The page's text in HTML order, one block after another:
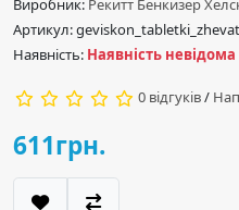
Виробник: Рекитт Бенкизер
Артикул:
Наявність: Наявність невідома
0 відгуків/
611грн.